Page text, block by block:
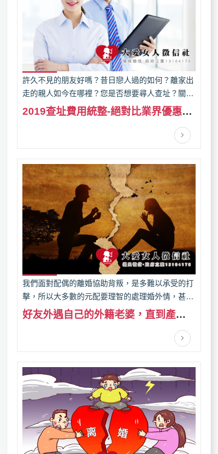
許久不見的朋友好嗎？昔日戀人過的如何？離家出
走的親人如今在哪裡？您是否想要尋人查址？關心
要及時，不要讓心中的思念變成無法彌補的傷害！
推介合法優質徵信社，協助您成功尋人查址，完成
2019查址費用統整-絕對比業界優惠的
我們面對配偶的離婚協助背叛，是多難以承受的打
擊，所以大多數的元配要理智的處理婚外情，甚至
冷靜地調查為自己討公道，其實能解決民眾在生活
徵信社，通常都能為民眾提供外遇抓姦協助，蒐集
配偶外遇的證據，通常有情、理、法三方面之用。
好友外遇自己的外籍老婆，直到產子